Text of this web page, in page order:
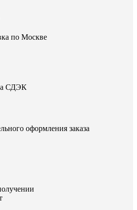
по Москве
СДЭК
оформления заказа